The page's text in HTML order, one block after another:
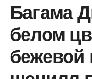
Багама
белом
бежевой